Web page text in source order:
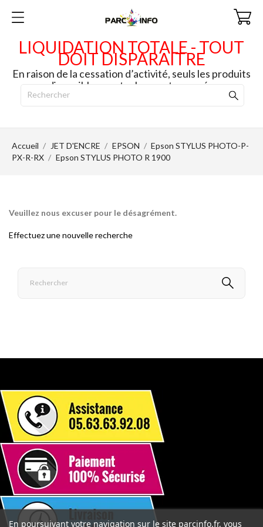
LIQUIDATION TOTALE - TOUT
DOIT DISPARAITRE
En raison de la cessation d’activité, seuls les produits
disponibles en stock seront envoyés.
Accueil JET D'ENCRE EPSON
Epson STYLUS PHOTO-P-
PX-R-RX
Epson STYLUS PHOTO R 1900
Veuillez nous excuser pour le désagrément.
Effectuez une nouvelle recherche
En poursuivant votre navigation sur le site parcinfo.fr, vous